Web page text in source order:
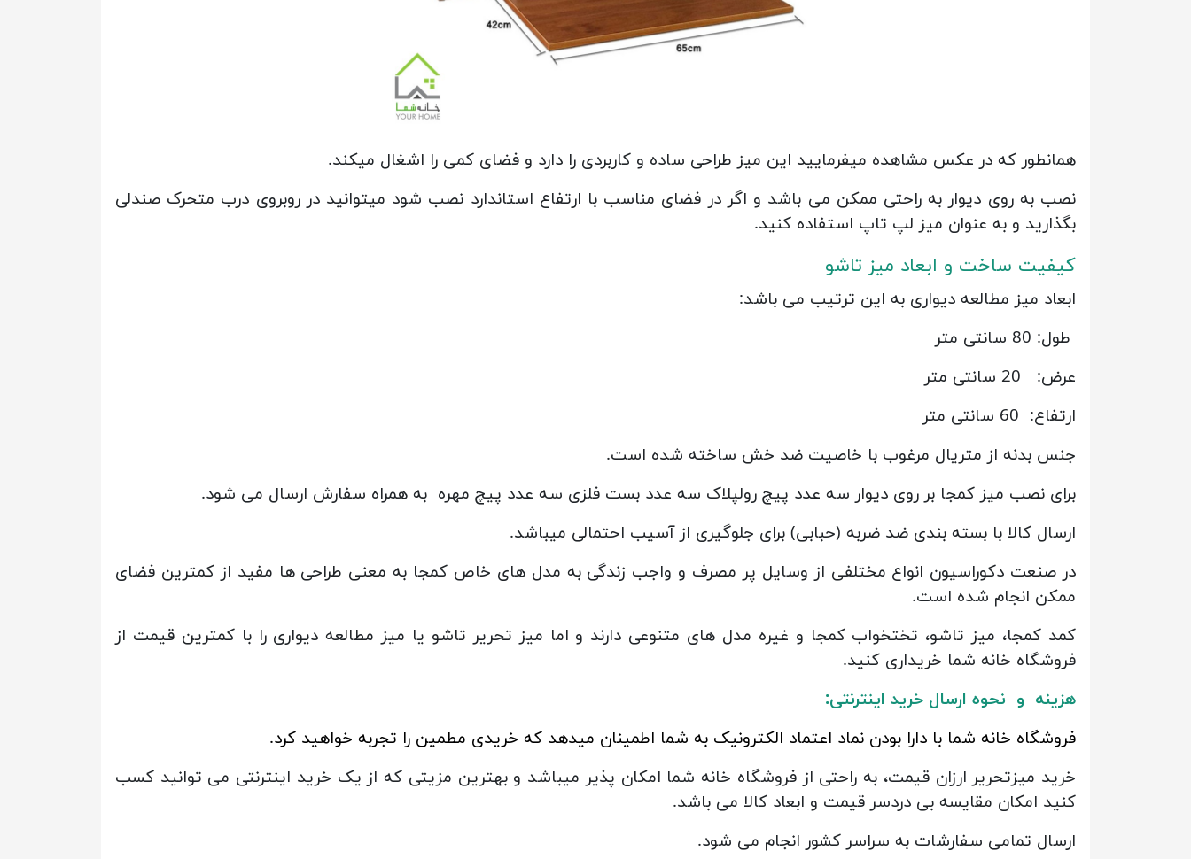
همانطور که در عکس مشاهده میفرمایید این میز طراحی ساده و کاربردی را دارد و فضای کمی را اشغال میکند.
نصب به روی دیوار به راحتی ممکن می باشد و اگر در فضای مناسب با ارتفاع استاندارد نصب شود میتوانید در روبروی درب متحرک صندلی
بگذارید و به عنوان میز لپ تاپ استفاده کنید.
کیفیت ساخت و ابعاد میز تاشو
ابعاد میز مطالعه دیواری به این ترتیب می باشد:
طول: 80 سانتی متر
عرض: 20 سانتی متر
ارتفاع: 60 سانتی متر
جنس بدنه از متریال مرغوب با خاصیت ضد خش ساخته شده است.
برای نصب میز کمجا بر روی دیوار سه عدد پیچ رولپلاک سه عدد بست فلزی سه عدد پیچ مهره به همراه سفارش ارسال می شود.
ارسال کالا با بسته بندی ضد ضربه (حبابی) برای جلوگیری از آسیب احتمالی میباشد.
در صنعت دکوراسیون انواع مختلفی از وسایل پر مصرف و واجب زندگی به مدل های خاص کمجا به معنی طراحی ها مفید از کمترین فضای
ممکن انجام شده است.
کمد کمجا، میز تاشو، تختخواب کمجا و غیره مدل های متنوعی دارند و اما میز تحریر تاشو یا میز مطالعه دیواری را با کمترین قیمت از
فروشگاه خانه شما خریداری کنید.
هزینه و نحوه ارسال خرید اینترنتی:
فروشگاه خانه شما با دارا بودن نماد اعتماد الکترونیک به شما اطمینان میدهد که خریدی مطمین را تجربه خواهید کرد.
خرید میزتحریر ارزان قیمت، به راحتی از فروشگاه خانه شما امکان پذیر میباشد و بهترین مزیتی که از یک خرید اینترنتی می توانید کسب
کنید امکان مقایسه بی دردسر قیمت و ابعاد کالا می باشد.
ارسال تمامی سفارشات به سراسر کشور انجام می شود.